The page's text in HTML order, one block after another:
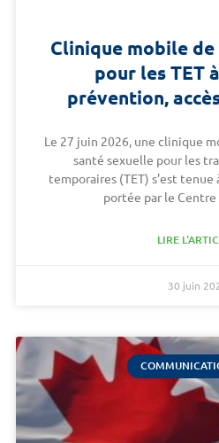
Clinique mobile
pour les TET
prévention,
Le 27 juin 2026, une clinique
santé sexuelle pour les
temporaires (TET) s’est
portée par le
LIRE
30 juin